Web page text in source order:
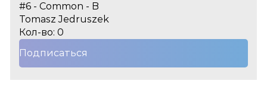
#6 - Common - B
Tomasz Jedruszek
Кол-во: 0
Подписаться